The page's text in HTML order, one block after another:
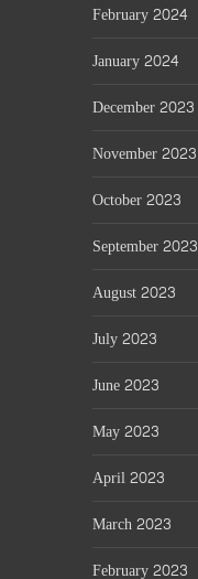
February 2024
January 2024
December 2023
November 2023
October 2023
September 2023
August 2023
July 2023
June 2023
May 2023
April 2023
March 2023
February 2023